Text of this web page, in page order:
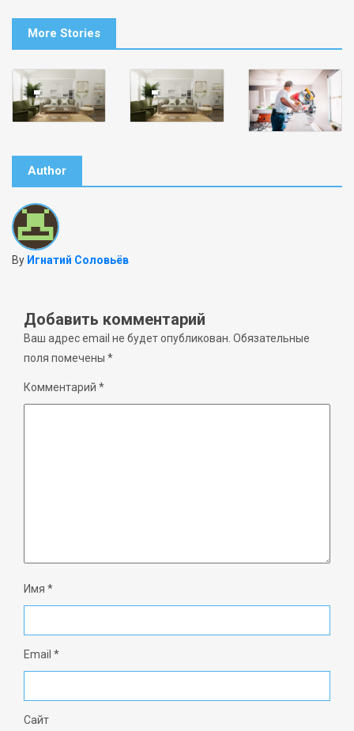
More Stories
Author
By Игнатий Соловьёв
Добавить комментарий
Ваш адрес email не будет опубликован. Обязательные
поля помечены *
Комментарий *
Имя *
Email *
Сайт